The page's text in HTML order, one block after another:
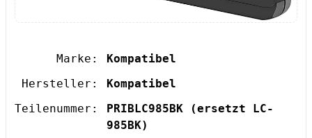
Marke:
Kompatibel
Hersteller:
Kompatibel
Teilenummer:
PRIBLC985BK
(ersetzt LC-
985BK)